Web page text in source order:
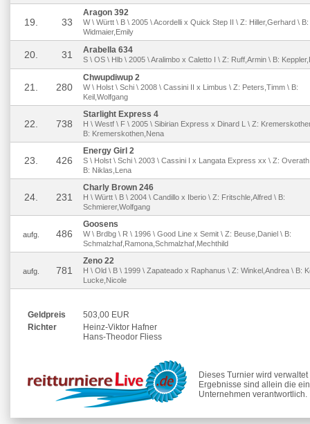
19. 33
Aragon 392
W \ Württ \ B \ 2005 \ Acordelli x Quick Step II \ Z: Hiller,Gerhard \ B:
Widmaier,Emily
20. 31 Arabella 634
S \ OS \ Hlb \ 2005 \ Aralimbo x Caletto I \ Z: Ruff,Armin \ B:
21. 280
Chwupdiwup 2
W \ Holst \ Schi \ 2008 \ Cassini II x Limbus \ Z: Peters,Timm \ B:
Keil,Wolfgang
22. 738
Starlight Express 4
H \ Westf \ F \ 2005 \ Sibirian Express x Dinard L \ Z:
B: Kremerskothen,Nena
23. 426
Energy Girl 2
S \ Holst \ Schi \ 2003 \ Cassini I x Langata Express xx \ Z:
B: Niklas,Lena
24. 231
Charly Brown 246
H \ Württ \ B \ 2004 \ Candillo x Iberio \ Z: Fritschle,Alfred \ B:
Schmierer,Wolfgang
aufg. 486
Goosens
W \ Brdbg \ R \ 1996 \ Good Line x Semit \ Z: Beuse,Daniel \ B:
Schmalzhaf,Ramona,Schmalzhaf,Mechthild
aufg. 781
Zeno 22
H \ Old \ B \ 1999 \ Zapateado x Raphanus \ Z: Winkel,Andrea \ B:
Lucke,Nicole
Geldpreis
503,00 EUR
Richter
Heinz-Viktor Hafner
Hans-Theodor Fliess
Dieses Turnier wird
Ergebnisse sind allein die
Unternehmen verantwortlich.